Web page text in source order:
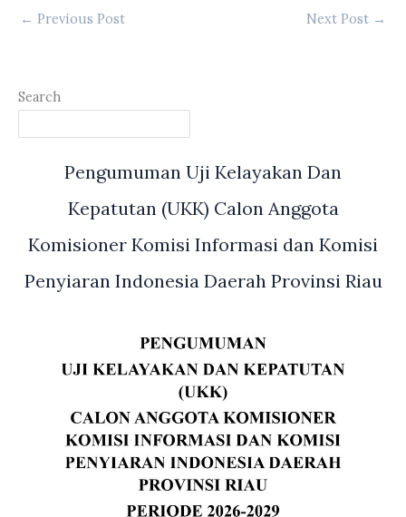
← Previous Post Next Post →
Search
Pengumuman Uji Kelayakan Dan
Kepatutan (UKK) Calon Anggota
Komisioner Komisi Informasi dan Komisi
Penyiaran Indonesia Daerah Provinsi Riau